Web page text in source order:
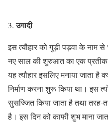
3.उगादी
इस त्यौहार को गुड़ी पड़वा के नाम
नए साल की शुरुआत का एक प्रतीक
यह त्यौहार इसलिए मनाया जाता है
निर्माण करना शुरू किया था। इस
सुसज्जित किया जाता है तथा तरह-
है। इस दिन को काफी शुभ माना